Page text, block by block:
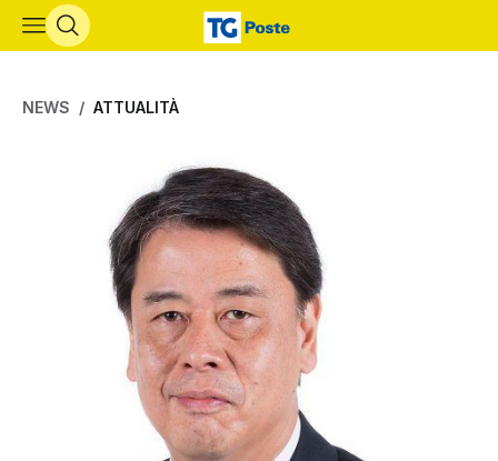
Vai al contenuto principale
NEWS ATTUALITÀ